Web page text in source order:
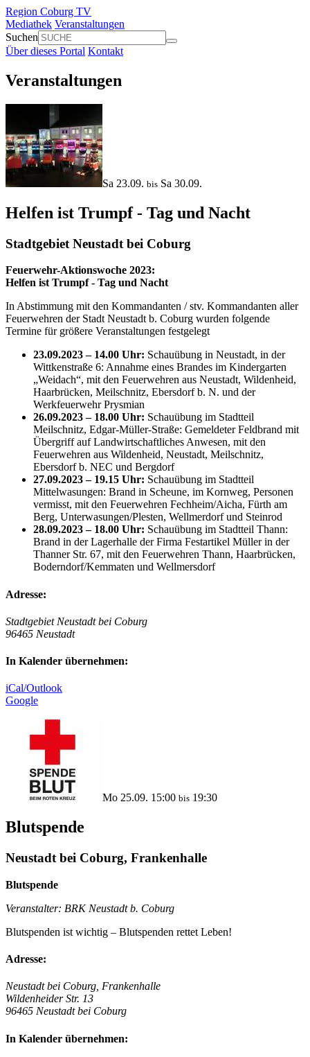
Region Coburg TV
Mediathek Veranstaltungen
Suchen
Über dieses Portal Kontakt
Veranstaltungen
Sa 23.09. bis Sa 30.09.
Helfen ist Trumpf - Tag und Nacht
Stadtgebiet Neustadt bei Coburg
Feuerwehr-Aktionswoche 2023:
Helfen ist Trumpf - Tag und Nacht
In Abstimmung mit den Kommandanten / stv. Kommandanten aller
Feuerwehren der Stadt Neustadt b. Coburg wurden folgende
Termine für größere Veranstaltungen festgelegt
23.09.2023 – 14.00 Uhr: Schauübung in Neustadt, in der
Wittkenstraße 6: Annahme eines Brandes im Kindergarten
„Weidach“, mit den Feuerwehren aus Neustadt, Wildenheid,
Haarbrücken, Meilschnitz, Ebersdorf b. N. und der
Werkfeuerwehr Prysmian
26.09.2023 – 18.00 Uhr: Schauübung im Stadtteil
Meilschnitz, Edgar-Müller-Straße: Gemeldeter Feldbrand mit
Übergriff auf Landwirtschaftliches Anwesen, mit den
Feuerwehren aus Wildenheid, Neustadt, Meilschnitz,
Ebersdorf b. NEC und Bergdorf
27.09.2023 – 19.15 Uhr: Schauübung im Stadtteil
Mittelwasungen: Brand in Scheune, im Kornweg, Personen
vermisst, mit den Feuerwehren Fechheim/Aicha, Fürth am
Berg, Unterwasungen/Plesten, Wellmerdorf und Steinrod
28.09.2023 – 18.00 Uhr: Schauübung im Stadtteil Thann:
Brand in der Lagerhalle der Firma Festartikel Müller in der
Thanner Str. 67, mit den Feuerwehren Thann, Haarbrücken,
Boderndorf/Kemmaten und Wellmersdorf
Adresse:
Stadtgebiet Neustadt bei Coburg
96465 Neustadt
In Kalender übernehmen:
iCal/Outlook
Google
Mo 25.09. 15:00 bis 19:30
Blutspende
Neustadt bei Coburg, Frankenhalle
Blutspende
Veranstalter: BRK Neustadt b. Coburg
Blutspenden ist wichtig – Blutspenden rettet Leben!
Adresse:
Neustadt bei Coburg, Frankenhalle
Wildenheider Str. 13
96465 Neustadt bei Coburg
In Kalender übernehmen: